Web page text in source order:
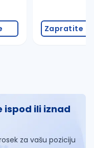
Zapratite
ispod ili iznad
za vašu poziciju